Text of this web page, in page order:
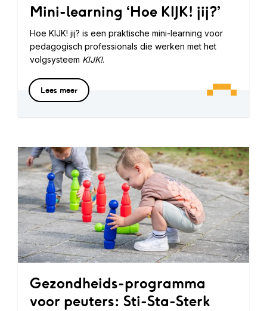
Mini-learning ‘Hoe KIJK! jij?’
Hoe KIJK! jij? is een praktische mini-learning voor
pedagogisch professionals die werken met het
volgsysteem KIJK!.
Lees meer
Gezondheids-programma
voor peuters: Sti-Sta-Sterk